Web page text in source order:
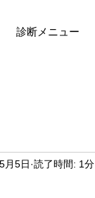
診断メニュー
月5日 読了時間: 1分